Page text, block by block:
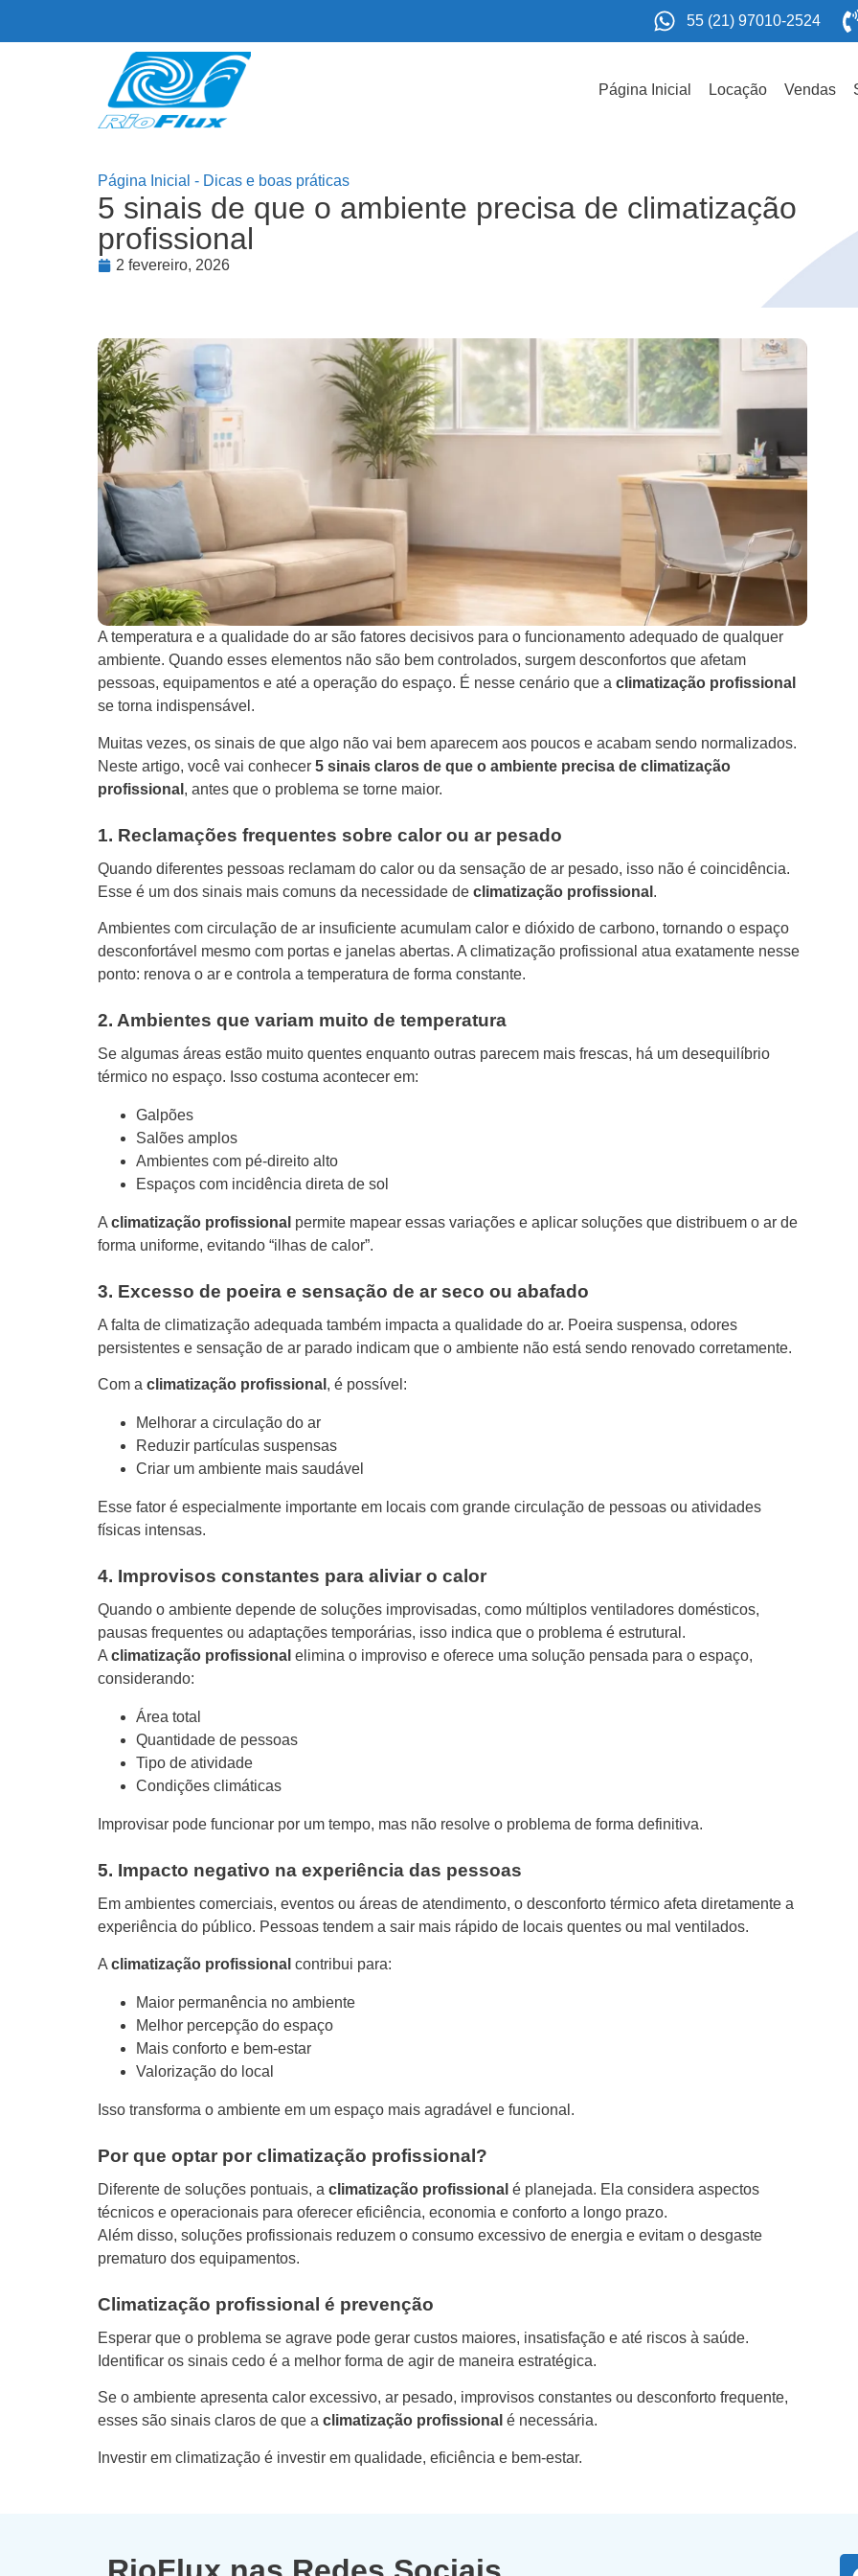
55 (21) 97010-2524
Página Inicial Locação Vendas
Página Inicial - Dicas e boas práticas
5 sinais de que o ambiente precisa de climatização
profissional
2 fevereiro, 2026
A temperatura e a qualidade do ar são fatores decisivos para o funcionamento adequado de qualquer
ambiente. Quando esses elementos não são bem controlados, surgem desconfortos que afetam
pessoas, equipamentos e até a operação do espaço. É nesse cenário que a climatização profissional
se torna indispensável.
Muitas vezes, os sinais de que algo não vai bem aparecem aos poucos e acabam sendo normalizados.
Neste artigo, você vai conhecer 5 sinais claros de que o ambiente precisa de climatização
profissional , antes que o problema se torne maior.
1. Reclamações frequentes sobre calor ou ar pesado
Quando diferentes pessoas reclamam do calor ou da sensação de ar pesado, isso não é coincidência.
Esse é um dos sinais mais comuns da necessidade de climatização profissional .
Ambientes com circulação de ar insuficiente acumulam calor e dióxido de carbono, tornando o espaço
desconfortável mesmo com portas e janelas abertas. A climatização profissional atua exatamente nesse
ponto: renova o ar e controla a temperatura de forma constante.
2. Ambientes que variam muito de temperatura
Se algumas áreas estão muito quentes enquanto outras parecem mais frescas, há um desequilíbrio
térmico no espaço. Isso costuma acontecer em:
Galpões
Salões amplos
Ambientes com pé-direito alto
Espaços com incidência direta de sol
A climatização profissional permite mapear essas variações e aplicar soluções que distribuem o ar de
forma uniforme, evitando “ilhas de calor”.
3. Excesso de poeira e sensação de ar seco ou abafado
A falta de climatização adequada também impacta a qualidade do ar. Poeira suspensa, odores
persistentes e sensação de ar parado indicam que o ambiente não está sendo renovado corretamente.
Com a climatização profissional , é possível:
Melhorar a circulação do ar
Reduzir partículas suspensas
Criar um ambiente mais saudável
Esse fator é especialmente importante em locais com grande circulação de pessoas ou atividades
físicas intensas.
4. Improvisos constantes para aliviar o calor
Quando o ambiente depende de soluções improvisadas, como múltiplos ventiladores domésticos,
pausas frequentes ou adaptações temporárias, isso indica que o problema é estrutural.
Aclimatização profissional elimina o improviso e oferece uma solução pensada para o espaço,
considerando:
Área total
Quantidade de pessoas
Tipo de atividade
Condições climáticas
Improvisar pode funcionar por um tempo, mas não resolve o problema de forma definitiva.
5. Impacto negativo na experiência das pessoas
Em ambientes comerciais, eventos ou áreas de atendimento, o desconforto térmico afeta diretamente a
experiência do público. Pessoas tendem a sair mais rápido de locais quentes ou mal ventilados.
A climatização profissional contribui para:
Maior permanência no ambiente
Melhor percepção do espaço
Mais conforto e bem-estar
Valorização do local
Isso transforma o ambiente em um espaço mais agradável e funcional.
Por que optar por climatização profissional?
Diferente de soluções pontuais, a climatização profissional é planejada. Ela considera aspectos
técnicos e operacionais para oferecer eficiência, economia e conforto a longo prazo.
Além disso, soluções profissionais reduzem o consumo excessivo de energia e evitam o desgaste
prematuro dos equipamentos.
Climatização profissional é prevenção
Esperar que o problema se agrave pode gerar custos maiores, insatisfação e até riscos à saúde.
Identificar os sinais cedo é a melhor forma de agir de maneira estratégica.
Se o ambiente apresenta calor excessivo, ar pesado, improvisos constantes ou desconforto frequente,
esses são sinais claros de que a climatização profissional é necessária.
Investir em climatização é investir em qualidade, eficiência e bem-estar.